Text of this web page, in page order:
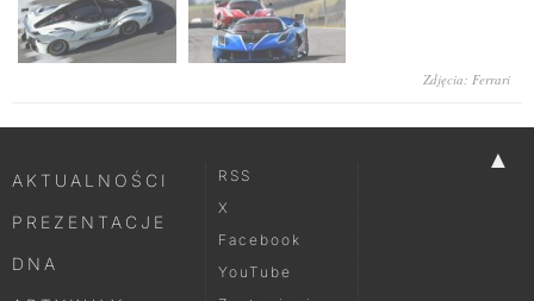
Zdjęcia: Ferrari
▲
AKTUALNOŚCI
PREZENTACJE
DNA
RSS
X
Facebook
YouTube